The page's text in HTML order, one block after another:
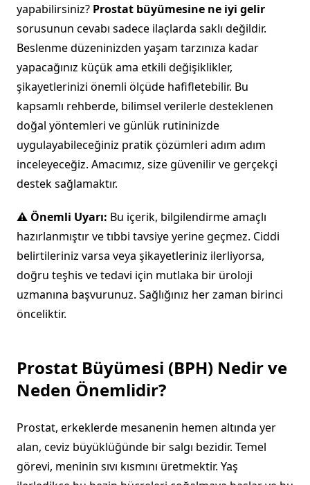
yapabilirsiniz? Prostat büyümesine ne iyi gelir
sorusunun cevabı sadece ilaçlarda saklı değildir.
Beslenme düzeninizden yaşam tarzınıza kadar
yapacağınız küçük ama etkili değişiklikler,
şikayetlerinizi önemli ölçüde hafifletebilir. Bu
kapsamlı rehberde, bilimsel verilerle desteklenen
doğal yöntemleri ve günlük rutininizde
uygulayabileceğiniz pratik çözümleri adım adım
inceleyeceğiz. Amacımız, size güvenilir ve gerçekçi
destek sağlamaktır.
⚠️ Önemli Uyarı: Bu içerik, bilgilendirme amaçlı
hazırlanmıştır ve tıbbi tavsiye yerine geçmez. Ciddi
belirtileriniz varsa veya şikayetleriniz ilerliyorsa,
doğru teşhis ve tedavi için mutlaka bir üroloji
uzmanına başvurunuz. Sağlığınız her zaman birinci
önceliktir.
Prostat Büyümesi (BPH) Nedir ve
Neden Önemlidir?
Prostat, erkeklerde mesanenin hemen altında yer
alan, ceviz büyüklüğünde bir salgı bezidir. Temel
görevi, meninin sıvı kısmını üretmektir. Yaş